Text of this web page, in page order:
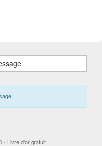
- Livre d'or gratuit